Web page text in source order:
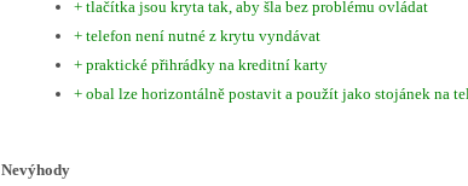
+ tlačítka jsou kryta tak, aby šla bez problému ovládat
+ telefon není nutné z krytu vyndávat
+ praktické přihrádky na kreditní karty
+ obal lze horizontálně postavit a použít jako stojánek na
Nevýhody